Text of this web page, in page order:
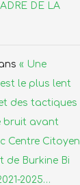
DE LA
« Une
le plus lent
des tactiques
bruit avant
Centre Citoyen
de Burkine Bi
2025…